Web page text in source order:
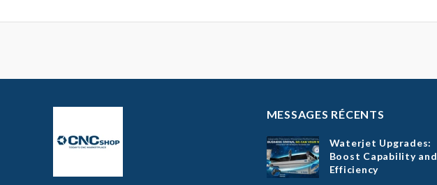
MESSAGES RÉCENTS
Waterjet Upgrades:
Boost Capability and
Efficiency